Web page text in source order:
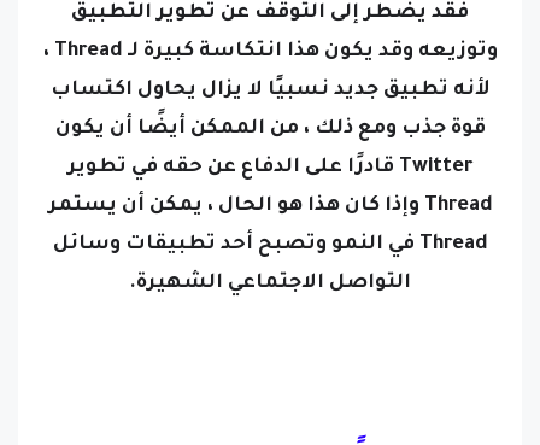
فقد يضطر إلى التوقف عن تطوير التطبيق
وتوزيعه وقد يكون هذا انتكاسة كبيرة لـ Thread ،
لأنه تطبيق جديد نسبيًا لا يزال يحاول اكتساب
قوة جذب ومع ذلك ، من الممكن أيضًا أن يكون
Twitter قادرًا على الدفاع عن حقه في تطوير
Thread وإذا كان هذا هو الحال ، يمكن أن يستمر
Thread في النمو وتصبح أحد تطبيقات وسائل
التواصل الاجتماعي الشهيرة.